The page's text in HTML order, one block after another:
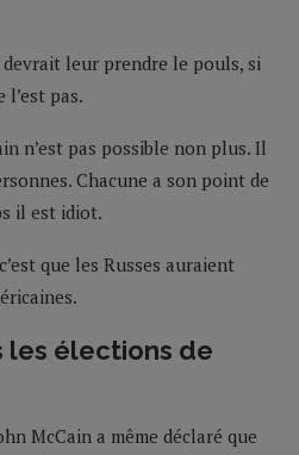
leur prendre le pouls, si
l’est pas.
n’est pas possible non plus. Il
Chacune a son point de
il est idiot.
que les Russes auraient
les élections de
McCain a même déclaré que